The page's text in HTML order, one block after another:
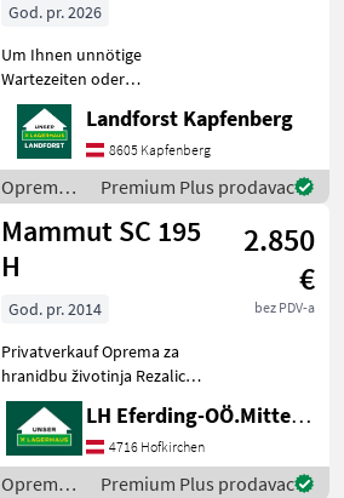
God. pr. 2026
Um Ihnen unnötige
Wartezeiten oder
Wegstrecken zu ersparen,
bitten wir Sie um vorherige
Kontaktaufnahme, falls Sie
eine unserer Maschinen
besichtigen bzw. Probe fahr
Landforst Kapfenberg
8605 Kapfenberg
Oprema
za
hranidbu
životinja /
Mammut
Premium Plus prodavac
Mammut SC 195
H
2.850
€
bez PDV-a
God. pr. 2014
Privatverkauf Oprema za
hranidbu životinja Rezalice
silažnih blokova
LH Eferding-OÖ.Mitte, Landtechnik Hofkirchen
4716 Hofkirchen
Oprema
Premium Plus prodavac